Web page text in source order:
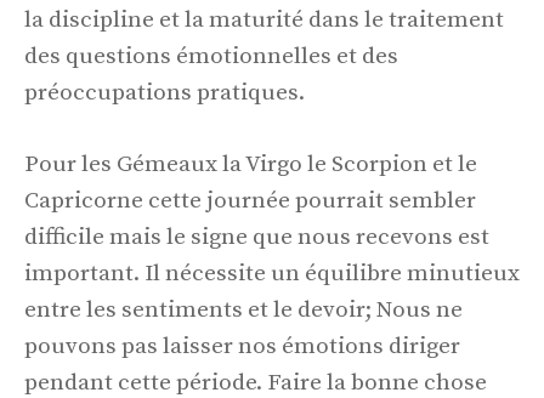
la discipline et la maturité dans le traitement
des questions émotionnelles et des
préoccupations pratiques.
Pour les Gémeaux la Virgo le Scorpion et le
Capricorne cette journée pourrait sembler
difficile mais le signe que nous recevons est
important. Il nécessite un équilibre minutieux
entre les sentiments et le devoir; Nous ne
pouvons pas laisser nos émotions diriger
pendant cette période. Faire la bonne chose